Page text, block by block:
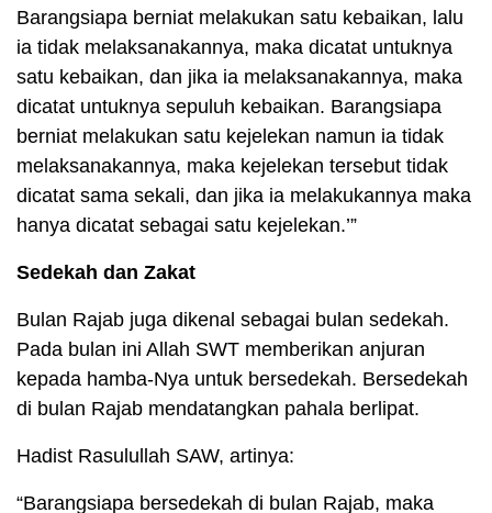
Barangsiapa berniat melakukan satu kebaikan, lalu
ia tidak melaksanakannya, maka dicatat untuknya
satu kebaikan, dan jika ia melaksanakannya, maka
dicatat untuknya sepuluh kebaikan. Barangsiapa
berniat melakukan satu kejelekan namun ia tidak
melaksanakannya, maka kejelekan tersebut tidak
dicatat sama sekali, dan jika ia melakukannya maka
hanya dicatat sebagai satu kejelekan.’”
Sedekah dan Zakat
Bulan Rajab juga dikenal sebagai bulan sedekah.
Pada bulan ini Allah SWT memberikan anjuran
kepada hamba-Nya untuk bersedekah. Bersedekah
di bulan Rajab mendatangkan pahala berlipat.
Hadist Rasulullah SAW, artinya:
“Barangsiapa bersedekah di bulan Rajab, maka